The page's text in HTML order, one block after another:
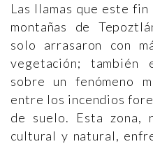
Las llamas que este
montañas de
solo arrasaron con
vegetación; también
sobre un fenómeno
entre los incendios
de suelo. Esta zona,
cultural y natural,